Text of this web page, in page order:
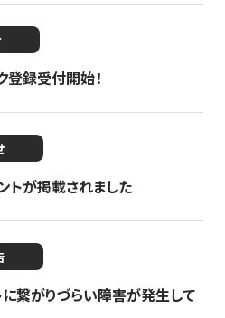
登録受付開始！
トが掲載されました
に繋がりづらい障害が発生して